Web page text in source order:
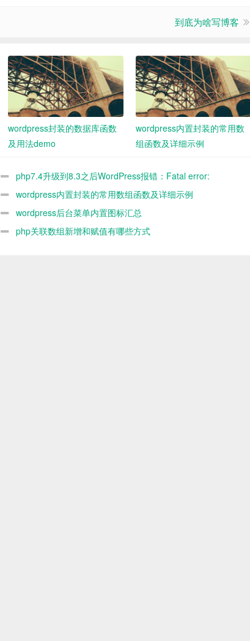
到底为啥写博客
wordpress封装的数据库函数
及用法demo
wordpress内置封装的常用数
组函数及详细示例
php7.4升级到8.3之后WordPress报错：Fatal error:
Uncaught ArgumentCountError: Too few arguments to function
WP_Widget::__construct()解决办法
wordpress内置封装的常用数组函数及详细示例
wordpress后台菜单内置图标汇总
php关联数组新增和赋值有哪些方式